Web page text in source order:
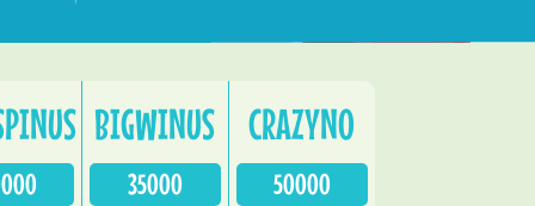
BIGWINUS
35000
CRAZYNO
50000